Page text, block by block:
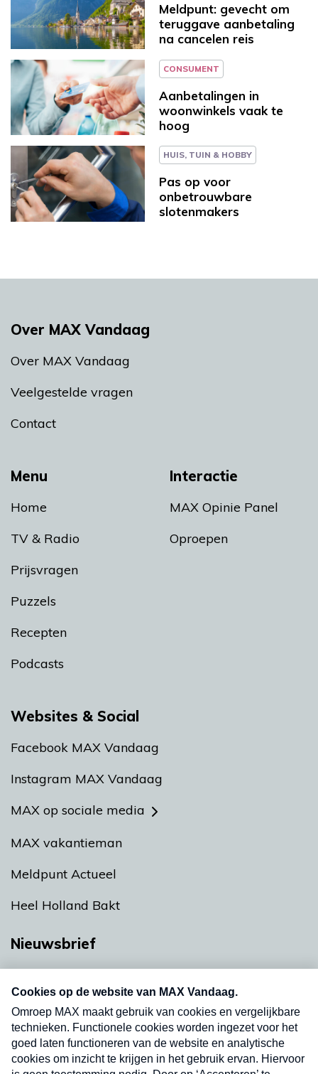
Meldpunt: gevecht om
teruggave aanbetaling
na cancelen reis
CONSUMENT
Aanbetalingen in
woonwinkels vaak te
hoog
HUIS, TUIN & HOBBY
Pas op voor
onbetrouwbare
slotenmakers
Menu
Home
TV & Radio
Prijsvragen
Puzzels
Recepten
Podcasts
Interactie
MAX Opinie Panel
Oproepen
Over MAX Vandaag
Over MAX Vandaag
Veelgestelde vragen
Contact
Websites & Social
Facebook MAX Vandaag
Instagram MAX Vandaag
MAX op sociale media
MAX vakantieman
Meldpunt Actueel
Heel Holland Bakt
Nieuwsbrief
Neem hier een gratis abonnement op onze
nieuwsbrief. Elke vrijdag- en dinsdagochtend in
uw mailbox.
Verzend